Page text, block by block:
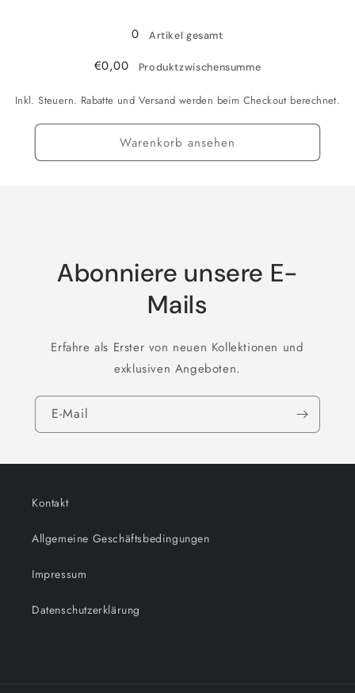
0
Artikel gesamt
€0,00 Produktzwischensumme
Inkl. Steuern. Rabatte und Versand werden beim Checkout berechnet.
Warenkorb ansehen
Abonniere unsere E-
Mails
Erfahre als Erster von neuen Kollektionen und
exklusiven Angeboten.
E-Mail
Kontakt
Allgemeine Geschäftsbedingungen
Impressum
Datenschutzerklärung